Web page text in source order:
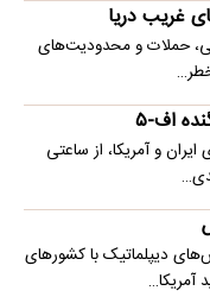
غریب دریا
حملات و محدودیت‌های
اف-۵
ایران و آمریکا، از ساعتی
دیپلماتیک با کشورهای